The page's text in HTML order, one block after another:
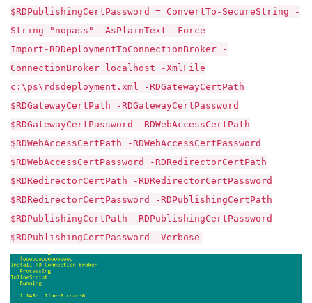
$RDPublishingCertPassword = ConvertTo-SecureString -
String "nopass" -AsPlainText -Force
Import-RDDeploymentToConnectionBroker -
ConnectionBroker localhost -XmlFile
c:\ps\rdsdeployment.xml -RDGatewayCertPath
$RDGatewayCertPath -RDGatewayCertPassword
$RDGatewayCertPassword -RDWebAccessCertPath
$RDWebAccessCertPath -RDWebAccessCertPassword
$RDWebAccessCertPassword -RDRedirectorCertPath
$RDRedirectorCertPath -RDRedirectorCertPassword
$RDRedirectorCertPassword -RDPublishingCertPath
$RDPublishingCertPath -RDPublishingCertPassword
$RDPublishingCertPassword -Verbose